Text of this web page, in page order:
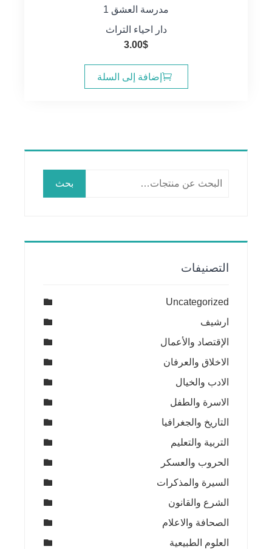
مدرسة العشق 1
دار احياء التراث
3.00$
إضافة إلى السلة
بحث
التصنيفات
Uncategorized
ارشيف
الإقتصاد والأعمال
الاخلاق والعرفان
الادب والخيال
الاسرة والطفل
التاريخ والجغرافيا
التربية والتعليم
الحروب والعسكر
السيرة والمذكرات
الشرع والقانون
الصحافة والاعلام
العلوم الطبيعية